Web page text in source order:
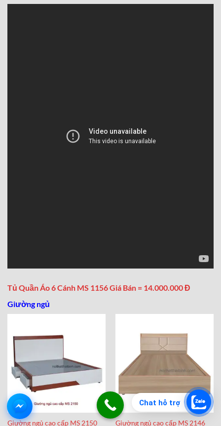
Tủ Quần Áo 6 Cánh MS 1156 Giá Bán = 14.000.000 Đ
Giường ngủ
Giường ngủ cao cấp MS 2150 Giường ngủ cao cấp MS 2146
Chat hỗ trợ